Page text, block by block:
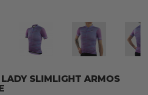
SLIMLIGHT ARMOS